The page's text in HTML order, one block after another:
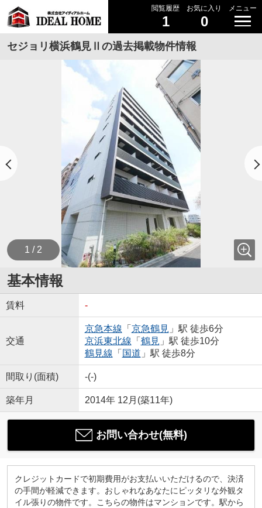
閲覧履歴
1
お気に入り
0
メニュー
セジョリ横浜鶴見Ⅱの過去掲載物件情報
1 / 2
基本情報
賃料 -
交通
京急本線 「 京急鶴見 」駅 徒歩6分
京浜東北線 「 鶴見 」駅 徒歩10分
鶴見線 「 国道 」駅 徒歩8分
間取り(面積) -(-)
築年月 2014年 12月(築11年)
お問い合わせ(無料)
クレジットカードで初期費用がお支払いいただけるので、決済
の手間が軽減できます。おしゃれなあなたにピッタリな外観タ
イル張りの物件です。こちらの物件はマンションです。駅から